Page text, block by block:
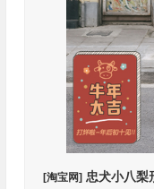
[淘宝网]忠犬小八梨